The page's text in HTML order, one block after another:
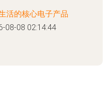
活的核心电子产品
08-08 02:14:44